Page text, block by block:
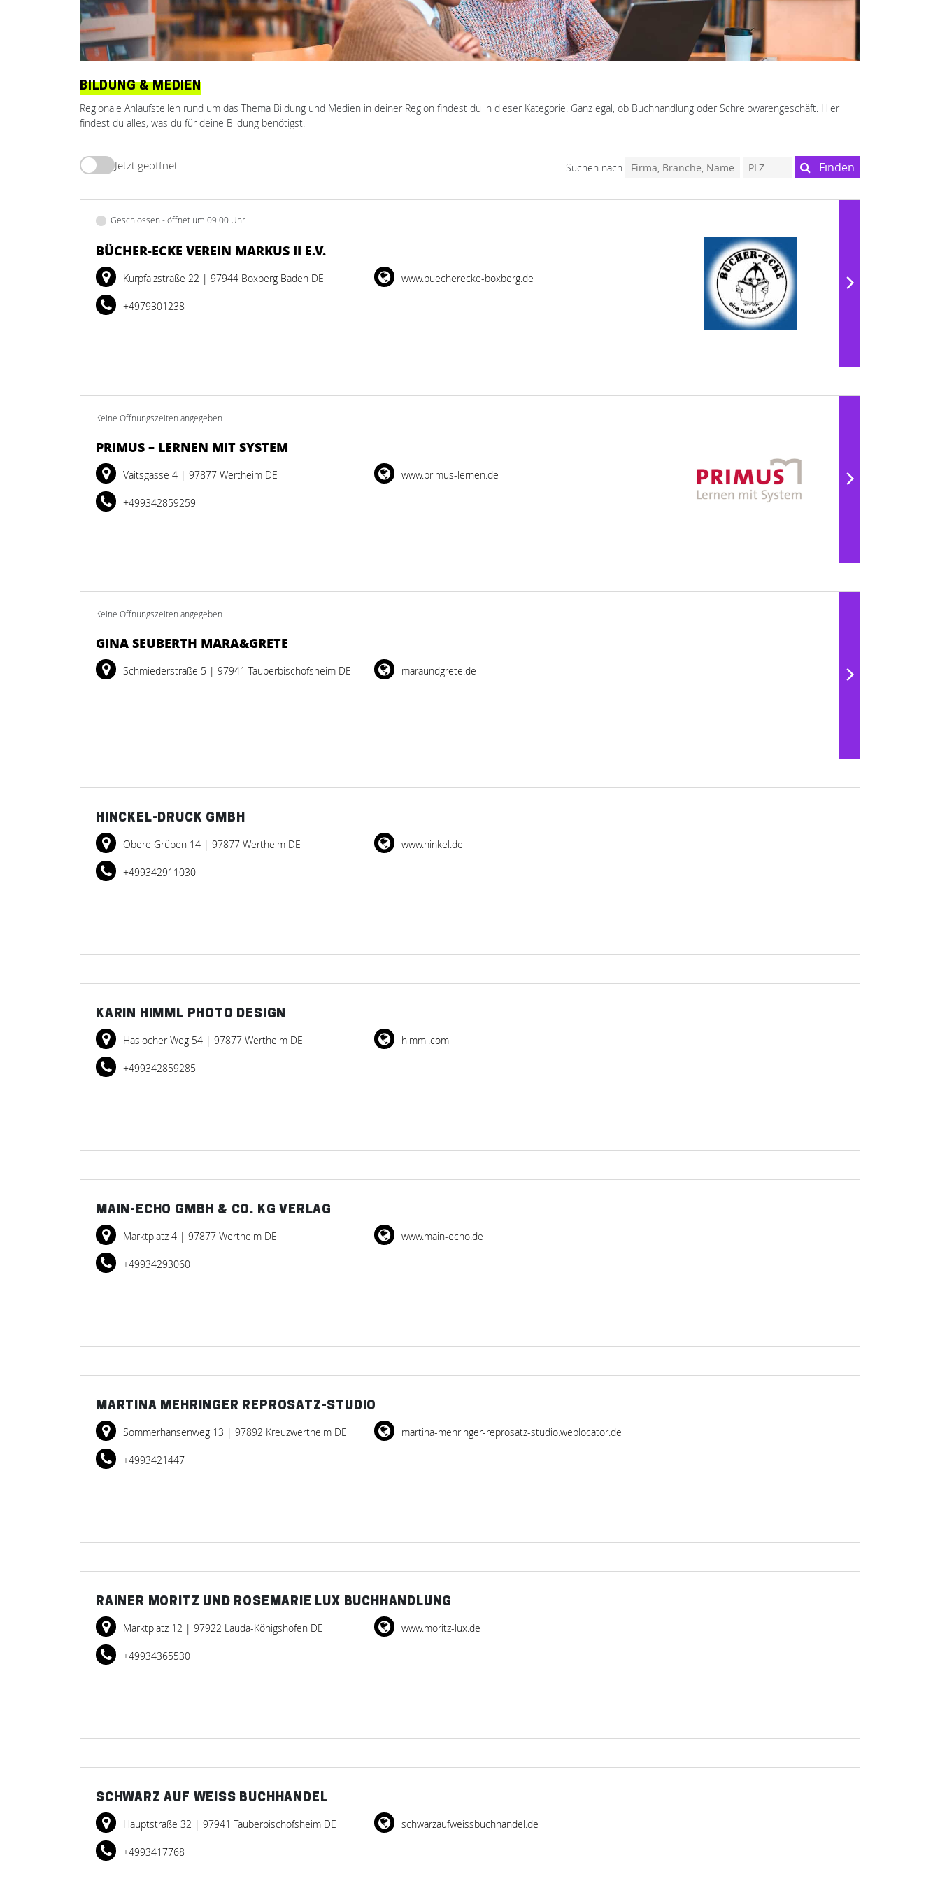
BILDUNG & MEDIEN
Regionale Anlaufstellen rund um das Thema Bildung und Medien in deiner Region findest du in dieser Kategorie. Ganz egal, ob Buchhandlung oder Schreibwarengeschäft. Hier
findest du alles, was du für deine Bildung benötigst.
Jetzt geöffnet Suchen nach Finden
Geschlossen - öffnet um 09:00 Uhr
BÜCHER-ECKE VEREIN MARKUS II E.V.
Kurpfalzstraße 22 | 97944 Boxberg Baden DE
+4979301238
www.buecherecke-boxberg.de
Keine Öffnungszeiten angegeben
PRIMUS – LERNEN MIT SYSTEM
Vaitsgasse 4 | 97877 Wertheim DE
+499342859259
www.primus-lernen.de
Keine Öffnungszeiten angegeben
GINA SEUBERTH MARA&GRETE
Schmiederstraße 5 | 97941 Tauberbischofsheim DE maraundgrete.de
HINCKEL-DRUCK GMBH
Obere Grüben 14 | 97877 Wertheim DE
+499342911030
www.hinkel.de
KARIN HIMML PHOTO DESIGN
Haslocher Weg 54 | 97877 Wertheim DE
+499342859285
himml.com
MAIN-ECHO GMBH & CO. KG VERLAG
Marktplatz 4 | 97877 Wertheim DE
+49934293060
www.main-echo.de
MARTINA MEHRINGER REPROSATZ-STUDIO
Sommerhansenweg 13 | 97892 Kreuzwertheim DE
+4993421447
martina-mehringer-reprosatz-studio.weblocator.de
RAINER MORITZ UND ROSEMARIE LUX BUCHHANDLUNG
Marktplatz 12 | 97922 Lauda-Königshofen DE
+49934365530
www.moritz-lux.de
SCHWARZ AUF WEISS BUCHHANDEL
Hauptstraße 32 | 97941 Tauberbischofsheim DE
+4993417768
schwarzaufweissbuchhandel.de